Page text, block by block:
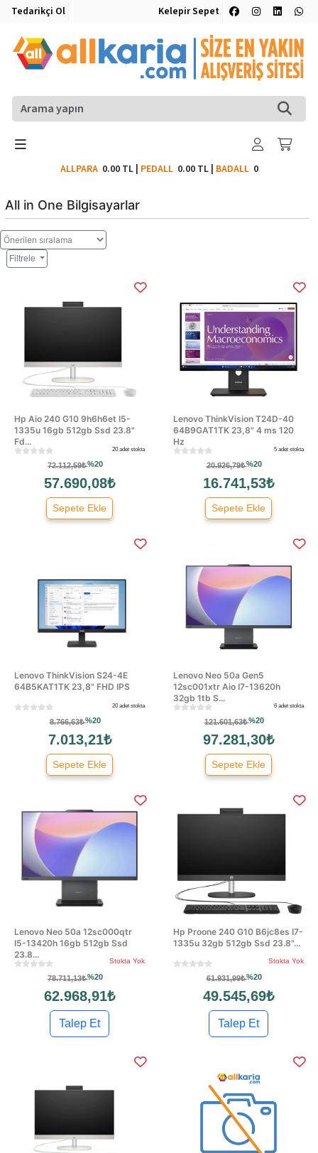
Tedarikçi Ol Kelepir Sepet
ALLPARA 0.00 TL| PEDALL 0.00 TL| BADALL0
All in One Bilgisayarlar
Filtrele
Hp Aio 240 G10 9h6h6et I5-
1335u 16gb 512gb Ssd 23.8"
Fd...
20 adet stokta
72.112,59₺%20
57.690,08₺
Sepete Ekle
Lenovo ThinkVision T24D-40
64B9GAT1TK 23,8" 4 ms 120
Hz
5 adet stokta
20.926,79₺%20
16.741,53₺
Sepete Ekle
Lenovo ThinkVision S24-4E
64B5KAT1TK 23,8" FHD IPS
20 adet stokta
8.766,63₺%20
7.013,21₺
Sepete Ekle
Lenovo Neo 50a Gen5
12sc001xtr Aio I7-13620h
32gb 1tb S...
6 adet stokta
121.601,63₺%20
97.281,30₺
Sepete Ekle
Lenovo Neo 50a 12sc000qtr
I5-13420h 16gb 512gb Ssd
23.8...
Stokta Yok
78.711,13₺%20
62.968,91₺
Talep Et
Hp Proone 240 G10 B6jc8es I7-
1335u 32gb 512gb Ssd 23.8"...
Stokta Yok
61.931,99₺%20
49.545,69₺
Talep Et